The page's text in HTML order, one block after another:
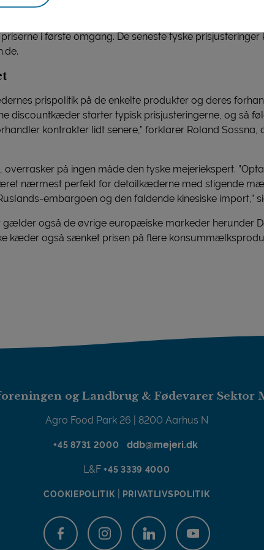
de to konkurrenter, idet kæden allerede dagen efter
Det samme gjaldt REWE-kæden, mens de
i første omgang. De seneste tyske prisjusteringer
prispolitik på de enkelte produkter og deres
discountkæder starter typisk prisjusteringerne, og så
kontrakter lidt senere,” forklarer Roland
på ingen måde den tyske mejeriekspert.
nærmest perfekt for detailkæderne med stigende
embargoen og den faldende kinesiske import,”
også de øvrige europæiske markeder herunder
kæder også sænket prisen på flere
og Landbrug & Fødevarer Sektor
Agro Food Park 26 | 8200 Aarhus N
+45 8731 2000 ddb@mejeri.dk
L&F+45 3339 4000
COOKIEPOLITIK PRIVATLIVSPOLITIK